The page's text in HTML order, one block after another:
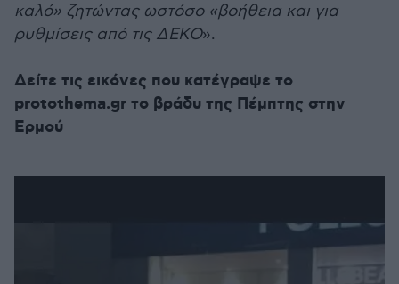
καλό» ζητώντας ωστόσο «βοήθεια και για
ρυθμίσεις από τις ΔΕΚΟ».
Δείτε τις εικόνες που κατέγραψε το
protothema.gr το βράδυ της Πέμπτης στην
Ερμού